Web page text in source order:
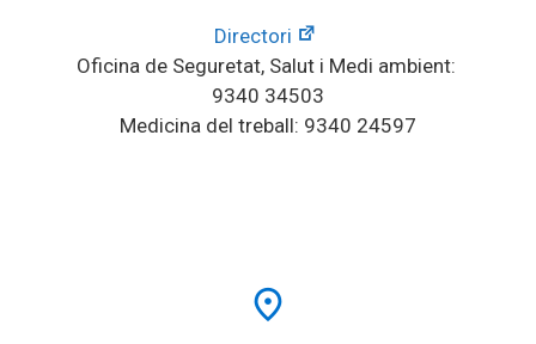
Directori
Oficina de Seguretat, Salut i Medi ambient:
9340 34503
Medicina del treball: 9340 24597
place